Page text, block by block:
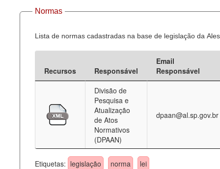
Normas
Lista de normas cadastradas na base de legislação da
Recursos Responsável
Email
Responsável
Divisão de
Pesquisa e
Atualização
de Atos
Normativos
(DPAAN)
dpaan@al.sp.gov.br
Etiquetas: legislação norma lei